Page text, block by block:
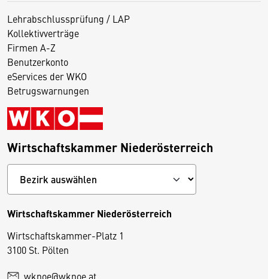
Lehrabschlussprüfung / LAP
Kollektivverträge
Firmen A-Z
Benutzerkonto
eServices der WKO
Betrugswarnungen
Wirtschaftskammer Niederösterreich
Wirtschaftskammer Niederösterreich
Wirtschaftskammer-Platz 1
3100 St. Pölten
wknoe@wknoe.at
D